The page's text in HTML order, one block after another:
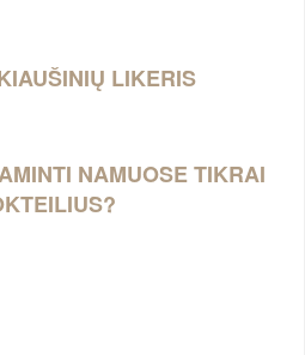
LIKERIS
NAMUOSE TIKRAI